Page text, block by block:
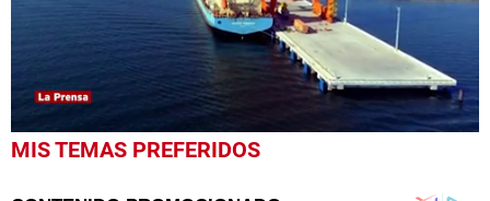
0
seconds
MIS TEMAS PREFERIDOS